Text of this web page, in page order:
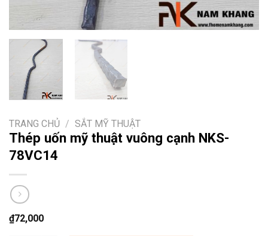
TRANG CHỦ / SẮT MỸ THUẬT
Thép uốn mỹ thuật vuông cạnh NKS-
78VC14
₫72,000